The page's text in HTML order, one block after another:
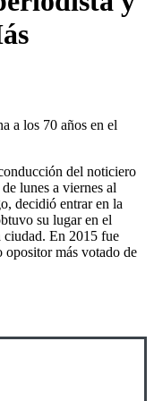
a los 70 años en el
del noticiero
lunes a viernes al
decidió entrar en la
su lugar en el
ciudad. En 2015 fue
opositor más votado de